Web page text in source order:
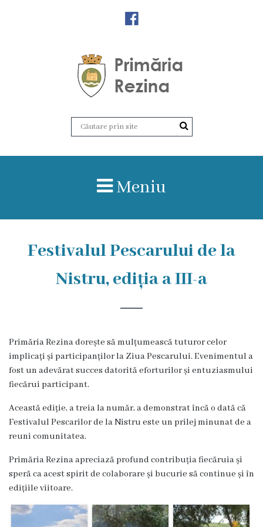
Amalgamare
în
Rezina
de
audiență
Primarul
Aparatul
primăriei
Competențele
primarului
Meniu
Festivalul Pescarului de la
Nistru, ediția a III-a
Primăria Rezina dorește să mulțumească tuturor celor
implicați și participanților la Ziua Pescarului. Evenimentul a
fost un adevărat succes datorită eforturilor și entuziasmului
fiecărui participant.
Această ediție, a treia la număr, a demonstrat încă o dată că
Festivalul Pescarilor de la Nistru este un prilej minunat de a
reuni comunitatea.
Primăria Rezina apreciază profund contribuția fiecăruia și
speră ca acest spirit de colaborare și bucurie să continue și în
edițiile viitoare.